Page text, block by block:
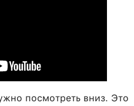
посмотреть вниз. Это